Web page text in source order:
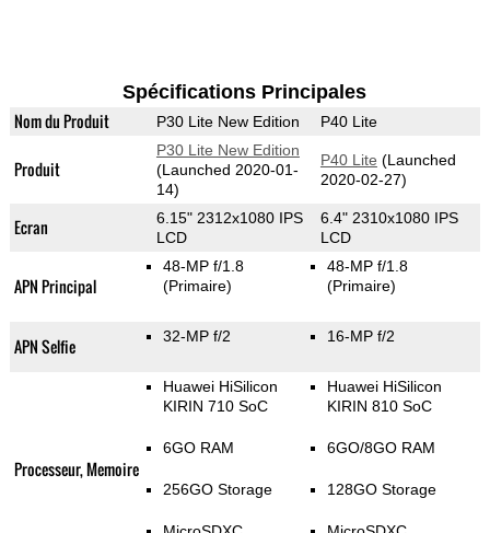
Spécifications Principales
Nom du Produit P30 Lite New Edition P40 Lite
Produit
P30 Lite New Edition
(Launched 2020-01-
14)
P40 Lite (Launched
2020-02-27)
Ecran
6.15" 2312x1080 IPS
LCD
6.4" 2310x1080 IPS
LCD
APN Principal
48-MP f/1.8
(Primaire)
48-MP f/1.8
(Primaire)
APN Selfie 32-MP f/2 16-MP f/2
Processeur, Memoire
Huawei HiSilicon
KIRIN 710 SoC
6GO RAM
256GO Storage
Huawei HiSilicon
KIRIN 810 SoC
6GO/8GO RAM
128GO Storage